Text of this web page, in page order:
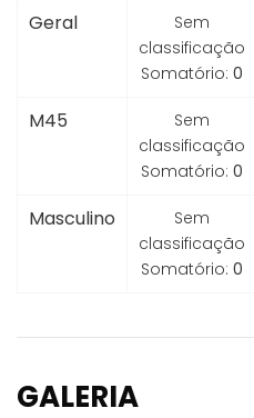
Geral
Sem
classificação
Somatório: 0
M45
Sem
classificação
Somatório: 0
Masculino
Sem
classificação
Somatório: 0
GALERIA